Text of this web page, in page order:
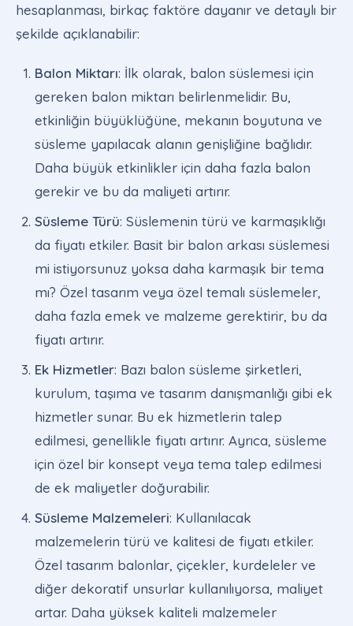
hesaplanması, birkaç faktöre dayanır ve detaylı bir
şekilde açıklanabilir:
Balon Miktarı: İlk olarak, balon süslemesi için
gereken balon miktarı belirlenmelidir. Bu,
etkinliğin büyüklüğüne, mekanın boyutuna ve
süsleme yapılacak alanın genişliğine bağlıdır.
Daha büyük etkinlikler için daha fazla balon
gerekir ve bu da maliyeti artırır.
Süsleme Türü: Süslemenin türü ve karmaşıklığı
da fiyatı etkiler. Basit bir balon arkası süslemesi
mi istiyorsunuz yoksa daha karmaşık bir tema
mı? Özel tasarım veya özel temalı süslemeler,
daha fazla emek ve malzeme gerektirir, bu da
fiyatı artırır.
Ek Hizmetler: Bazı balon süsleme şirketleri,
kurulum, taşıma ve tasarım danışmanlığı gibi ek
hizmetler sunar. Bu ek hizmetlerin talep
edilmesi, genellikle fiyatı artırır. Ayrıca, süsleme
için özel bir konsept veya tema talep edilmesi
de ek maliyetler doğurabilir.
Süsleme Malzemeleri: Kullanılacak
malzemelerin türü ve kalitesi de fiyatı etkiler.
Özel tasarım balonlar, çiçekler, kurdeleler ve
diğer dekoratif unsurlar kullanılıyorsa, maliyet
artar. Daha yüksek kaliteli malzemeler